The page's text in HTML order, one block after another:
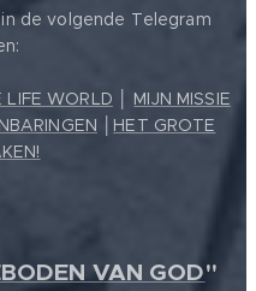
de volgende Telegram
LIFE WORLD
MIJN MISSIE
HET GROTE
VAN GOD"